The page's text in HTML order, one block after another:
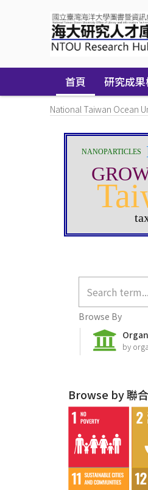
首頁 研究成
National Taiwan Ocean
Browse By
by
Browse by 聯